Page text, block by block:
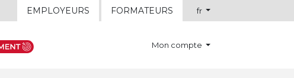
EMPLOYEURS FORMATEURS fr
Mon compte